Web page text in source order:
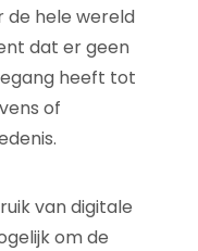
de hele wereld
dat er geen
heeft tot
of
van digitale
om de